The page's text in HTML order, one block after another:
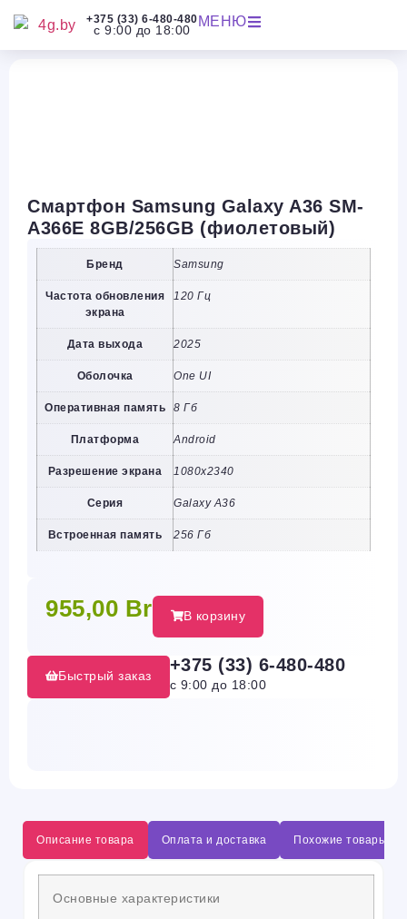
+375 (33) 6-480-480
с 9:00 до 18:00
МЕНЮ
Смартфон Samsung Galaxy A36 SM-
A366E 8GB/256GB (фиолетовый)
Бренд Samsung
Частота обновления
экрана
120 Гц
Дата выхода 2025
Оболочка One UI
Оперативная память 8 Гб
Платформа Android
Разрешение экрана 1080х2340
Серия Galaxy A36
Встроенная память 256 Гб
955,00 Br В корзину
Быстрый заказ
+375 (33) 6-480-480
с 9:00 до 18:00
Описание товара Оплата и доставка Похожие товары
Основные характеристики